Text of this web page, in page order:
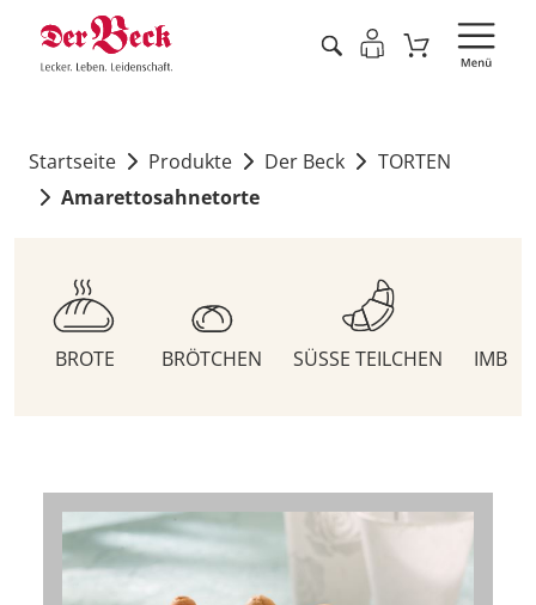
Startseite Produkte Der Beck
TORTEN
Amarettosahnetorte
BROTE BRÖTCHEN SÜSSE TEILCHEN